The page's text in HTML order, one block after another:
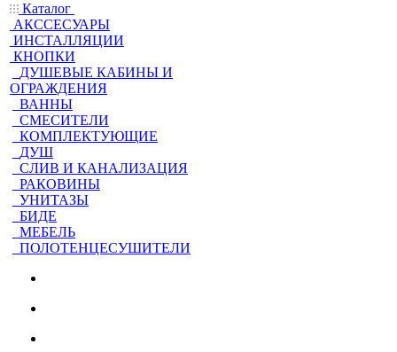
Каталог
АКССЕСУАРЫ
ИНСТАЛЛЯЦИИ
КНОПКИ
ДУШЕВЫЕ КАБИНЫ И
ОГРАЖДЕНИЯ
ВАННЫ
СМЕСИТЕЛИ
КОМПЛЕКТУЮЩИЕ
ДУШ
СЛИВ И КАНАЛИЗАЦИЯ
РАКОВИНЫ
УНИТАЗЫ
БИДЕ
МЕБЕЛЬ
ПОЛОТЕНЦЕСУШИТЕЛИ